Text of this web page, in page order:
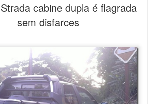
cabine dupla é flagrada
sem disfarces